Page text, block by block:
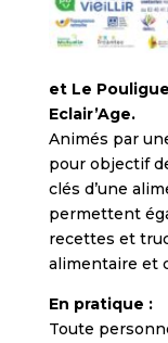
et Le
Eclair’Age.
Animés par
pour objectif
clés d’une
permettent
recettes et
alimentaire et
En pratique :
Toute